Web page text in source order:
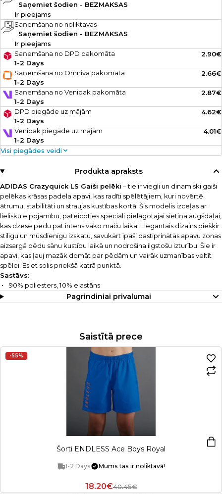
Saņemiet šodien - BEZMAKSAS
Ir pieejams
Saņemšana no noliktavas
Saņemiet šodien - BEZMAKSAS
Ir pieejams
Saņemšana no DPD pakomāta
1-2 Days
2.90€
Saņemšana no Omniva pakomāta
1-2 Days
2.66€
Saņemšana no Venipak pakomāta
1-2 Days
2.87€
DPD piegāde uz mājām
1-2 Days
4.62€
Venipak piegāde uz mājām
1-2 Days
4.01€
Visi piegādes veidi
Produkta apraksts
ADIDAS Crazyquick LS Gaiši pelēki – tie ir viegli un dinamiski gaiši
pelēkas krāsas padela apavi, kas radīti spēlētājiem, kuri novērtē
ātrumu, stabilitāti un straujas kustības kortā. Šis modelis izceļas ar
lielisku elpojamību, pateicoties speciāli pielāgotajai sietiņa augšdaļai,
kas dzesē pēdu pat intensīvāko maču laikā. Elegantais dizains piešķir
stilīgu un mūsdienīgu izskatu, savukārt īpaši pastiprinātās apavu zonas
aizsargā pēdu sānu kustību laikā un nodrošina ilgstošu izturību. Šie ir
apavi, kas ļauj mazāk domāt par pēdām un vairāk uzmanības veltīt
spēlei. Esiet solis priekšā katrā punktā.
Sastāvs:
90% poliesters, 10% elastāns
Pagrindiniai privalumai
Saistītā prece
-55%
Šorti ENDLESS Ace Boys Royal
1-2 Days Mums tas ir noliktavā!
18.20€40.45€